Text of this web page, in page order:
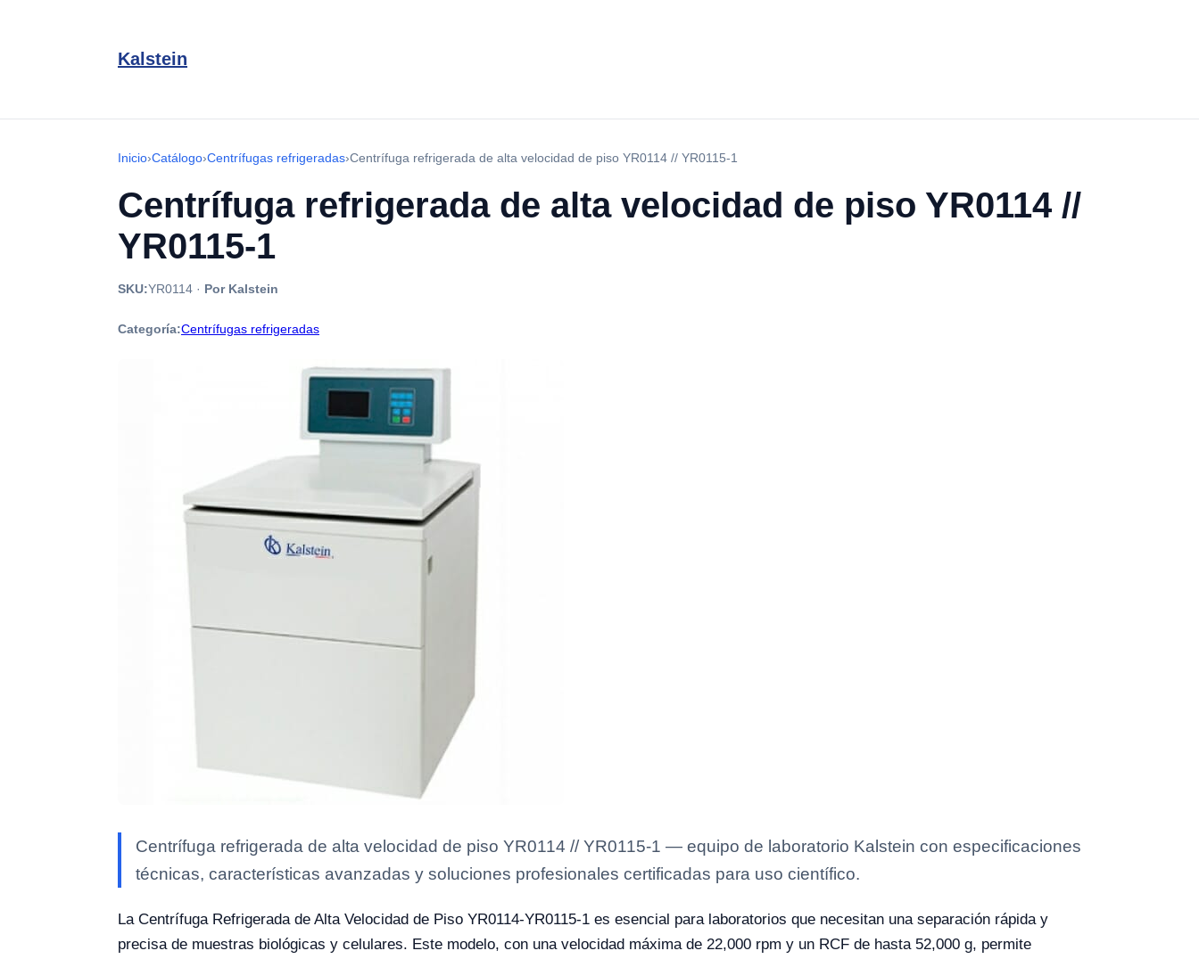
Kalstein
Inicio›Catálogo›Centrífugas refrigeradas›Centrífuga refrigerada de alta velocidad de piso YR0114 // YR0115-1
Centrífuga refrigerada de alta velocidad de piso YR0114 //
YR0115-1
SKU:YR0114 · Por Kalstein
Categoría:Centrífugas refrigeradas
Centrífuga refrigerada de alta velocidad de piso YR0114 // YR0115-1 — equipo de laboratorio Kalstein con especificaciones
técnicas, características avanzadas y soluciones profesionales certificadas para uso científico.
La Centrífuga Refrigerada de Alta Velocidad de Piso YR0114-YR0115-1 es esencial para laboratorios que necesitan una separación rápida y
precisa de muestras biológicas y celulares. Este modelo, con una velocidad máxima de 22,000 rpm y un RCF de hasta 52,000 g, permite